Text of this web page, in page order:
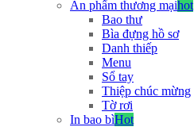
Ấn phẩm thương mạihot
Bao thư
Bìa đựng hồ sơ
Danh thiếp
Menu
Sổ tay
Thiệp chúc mừng
Tờ rơi
In bao bìHot